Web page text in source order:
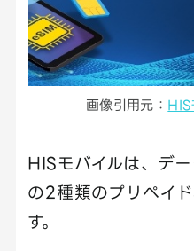
画像引用元： HIS
HISモバイルは、デ
の2種類のプリペイ
す。